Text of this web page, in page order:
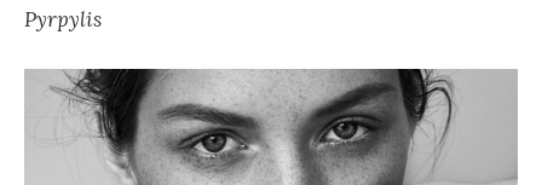
Pyrpylis